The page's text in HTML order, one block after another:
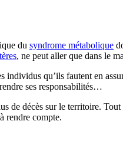
du syndrome métabolique
, ne peut aller que dans le
individus qu’ils fautent en
ses responsabilités…
de décès sur le territoire.
rendre compte.